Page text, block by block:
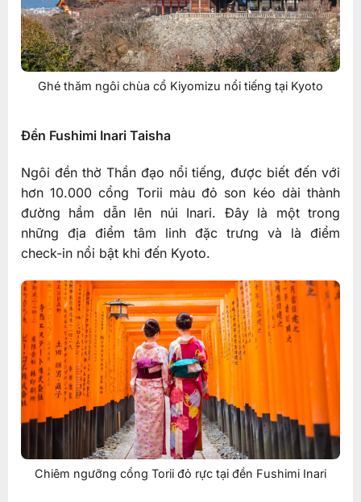
Ghé thăm ngôi chùa cổ Kiyomizu nổi tiếng tại Kyoto
Đền Fushimi Inari Taisha
Ngôi đền thờ Thần đạo nổi tiếng, được biết đến với
hơn 10.000 cổng Torii màu đỏ son kéo dài thành
đường hầm dẫn lên núi Inari. Đây là một trong
những địa điểm tâm linh đặc trưng và là điểm
check-in nổi bật khi đến Kyoto.
Chiêm ngưỡng cổng Torii đỏ rực tại đền Fushimi Inari